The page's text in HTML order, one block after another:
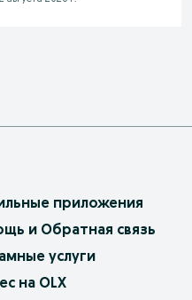
приложения
и Обратная связь
услуги
на OLX